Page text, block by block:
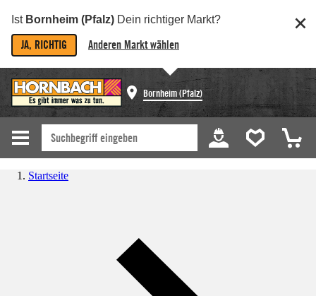
Ist Bornheim (Pfalz) Dein richtiger Markt?
JA, RICHTIG Anderen Markt wählen
Bornheim (Pfalz)
Startseite